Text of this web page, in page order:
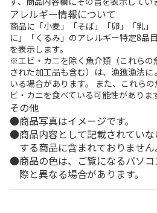
アレルギー情報について
商品に「小麦」「そば」「卵」「乳
に」「くるみ」のアレルギー特定8品
を表示します。
※エビ・カニを除く魚介類（これらの
された加工品も含む）は、漁獲漁法
いる場合があります。 また、これら
ビ・カニを食べている可能性がありま
その他
商品写真はイメージです。
商品内容として記載されてい
する商品に含まれておりません
商品の色は、ご覧になるパソ
際と異なる場合があります。